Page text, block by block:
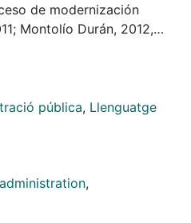
de modernización
Montolío Durán, 2012,
La claridad en el ámbito
a los ciudadanos de
de que los
en el proceso de
pública, Llenguatge
,